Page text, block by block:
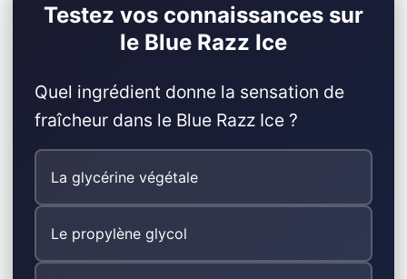
Testez vos connaissances sur
le Blue Razz Ice
Quel ingrédient donne la sensation de
fraîcheur dans le Blue Razz Ice ?
La glycérine végétale
Le propylène glycol